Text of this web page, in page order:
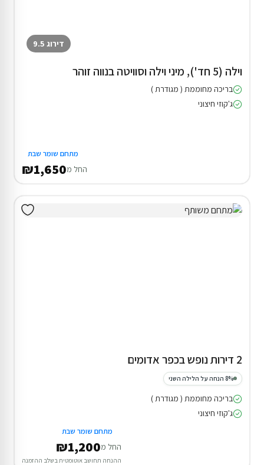
דירוג 9.5
וילה (5 חד'), מיני וילה וסוויטה בנווה זוהר
בריכה מחוממת ( מגודרת )
ג'קוזי חיצוני
מתחם שומר שבת
החל מ₪1,650
2 דירות נופש בכפר אדומים
8% הנחה על הלילה השני
בריכה מחוממת ( מגודרת )
ג'קוזי חיצוני
מתחם שומר שבת
החל מ₪1,200
ההנחה תחושב אוטומטית בשלב ההזמנה